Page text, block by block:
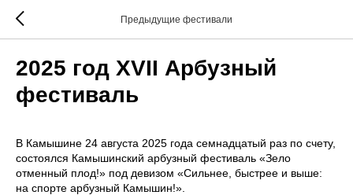
Предыдущие фестивали
2025 год XVII Арбузный
фестиваль
В Камышине 24 августа 2025 года семнадцатый раз по счету,
состоялся Камышинский арбузный фестиваль «Зело
отменный плод!» под девизом «Сильнее, быстрее и выше:
на спорте арбузный Камышин!».